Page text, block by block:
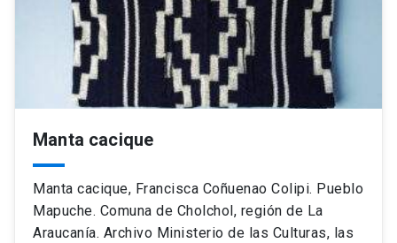
Manta cacique
Manta cacique, Francisca Coñuenao Colipi. Pueblo
Mapuche. Comuna de Cholchol, región de La
Araucanía. Archivo Ministerio de las Culturas, las